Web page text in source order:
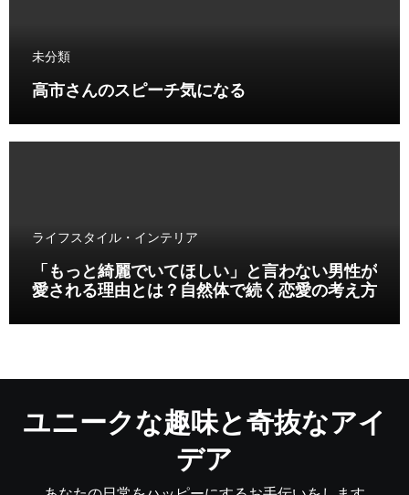
未分類
高市さんのスピーチ気になる
ライフスタイル・インテリア
「もっと綺麗でいてほしい」と言わない男性が
愛される理由とは？自然体で続く恋愛の考え方
ユニークな趣味と奇抜なアイ
デア